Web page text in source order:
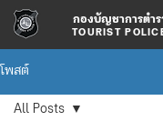
กองบัญชาการตำร
TOURIST
โพสต์
All Posts